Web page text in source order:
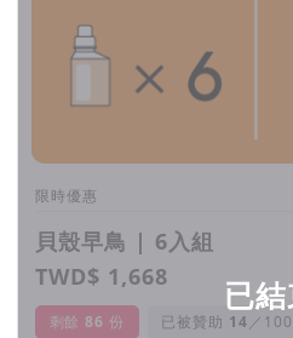
堅持台灣製造，只是產
重要的是在旅程中的
已
限時優惠
貝殼早鳥 | 6入組
TWD$ 1,668
剩餘86 份 已被贊助 ／